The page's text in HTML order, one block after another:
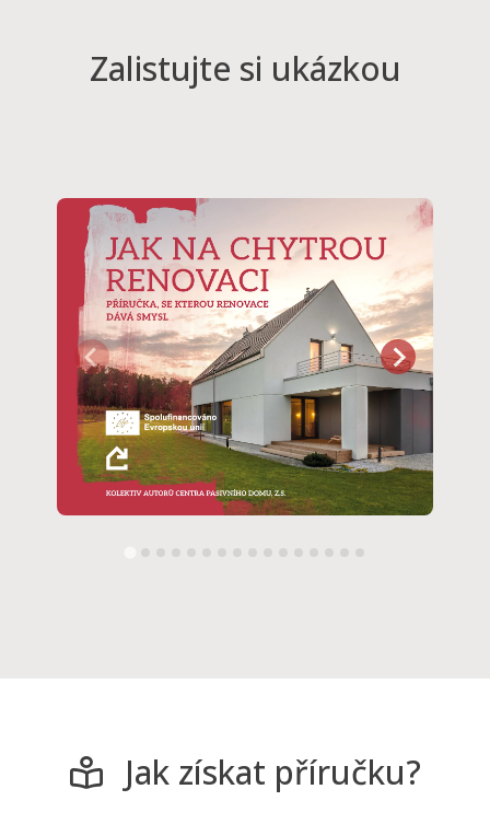
Zalistujte si ukázkou
Jak získat příručku?